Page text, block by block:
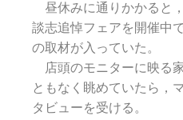
プ
昼休みに通りかかると
談志追悼フェアを開催中
の取材が入っていた。
店頭のモニターに映る
ともなく眺めていたら，
タビューを受ける。